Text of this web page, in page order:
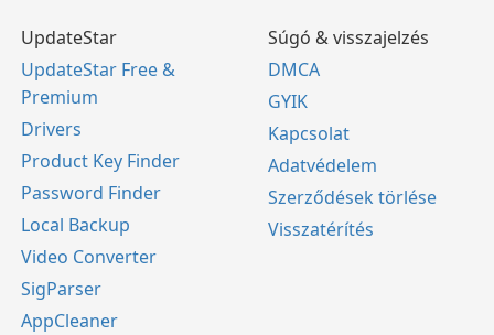
UpdateStar
UpdateStar Free &
Premium
Drivers
Product Key Finder
Password Finder
Local Backup
Video Converter
SigParser
AppCleaner
Súgó & visszajelzés
DMCA
GYIK
Kapcsolat
Adatvédelem
Szerződések törlése
Visszatérítés